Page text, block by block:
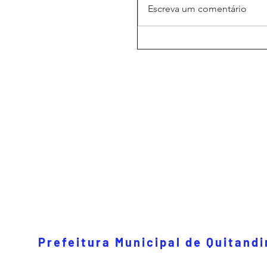
Escreva um comentário
Prefeitura Municipal de